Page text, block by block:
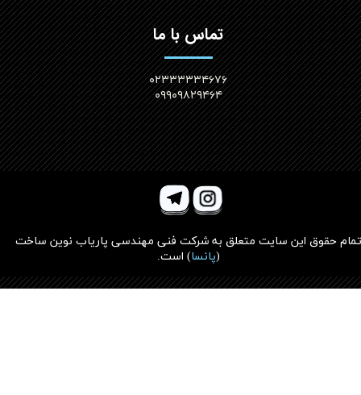
تماس با ما
۰۲۳۳۳۳۳۴۶۷۶
۰۹۹۰۹۸۲۹۴۶۴
تمام حقوق این سایت متعلق به شرکت فنی مهندسی پاریاب نوین ساخت
(پانسا) است.